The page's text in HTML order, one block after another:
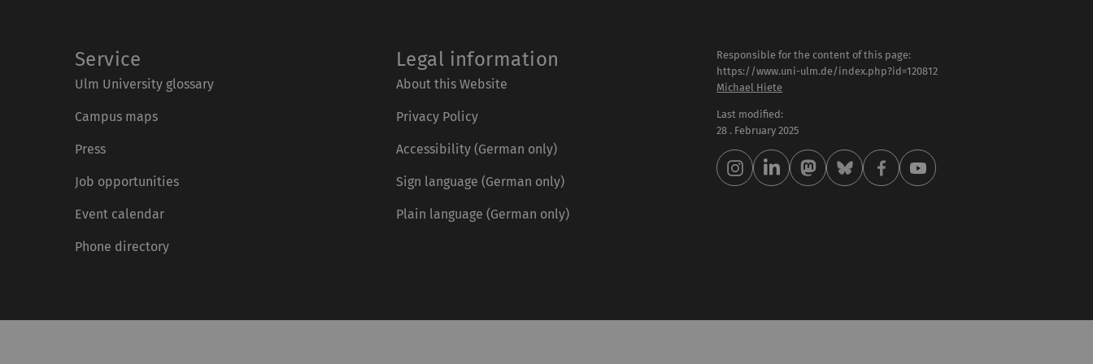
Service
Ulm University glossary
Campus maps
Press
Job opportunities
Event calendar
Phone directory
Legal information
About this Website
Privacy Policy
Accessibility (German only)
Sign language (German only)
Plain language (German only)
Responsible for the content of this page:
https://www.uni-ulm.de/index.php?id=120812
Michael Hiete
Last modified:
28 . February 2025